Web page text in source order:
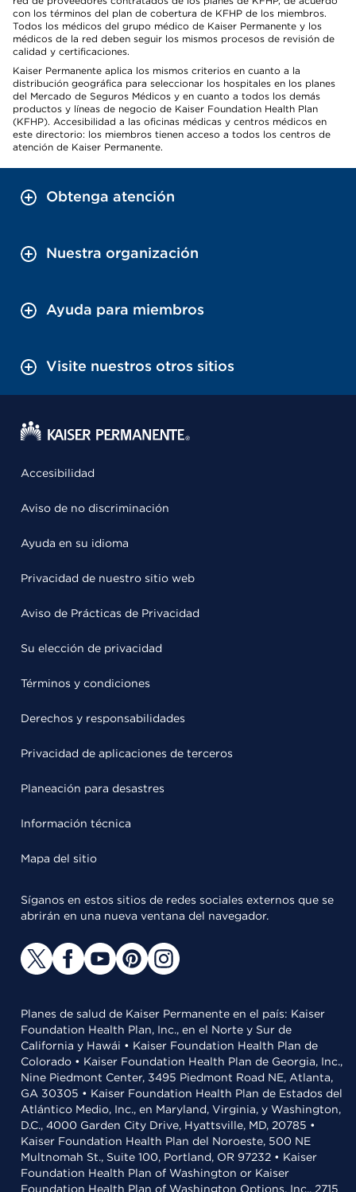
con los términos del plan de cobertura de KFHP de los miembros.
Todos los médicos del grupo médico de Kaiser Permanente y los
médicos de la red deben seguir los mismos procesos de revisión de
calidad y certificaciones.
Kaiser Permanente aplica los mismos criterios en cuanto a la
distribución geográfica para seleccionar los hospitales en los planes
del Mercado de Seguros Médicos y en cuanto a todos los demás
productos y líneas de negocio de Kaiser Foundation Health Plan
(KFHP). Accesibilidad a las oficinas médicas y centros médicos en
este directorio: los miembros tienen acceso a todos los centros de
atención de Kaiser Permanente.
Obtenga atención
Nuestra organización
Ayuda para miembros
Visite nuestros otros sitios
Accesibilidad
Aviso de no discriminación
Ayuda en su idioma
Privacidad de nuestro sitio web
Aviso de Prácticas de Privacidad
Su elección de privacidad
Términos y condiciones
Derechos y responsabilidades
Privacidad de aplicaciones de terceros
Planeación para desastres
Información técnica
Mapa del sitio
Síganos en estos sitios de redes sociales externos que se
abrirán en una nueva ventana del navegador.
Planes de salud de Kaiser Permanente en el país: Kaiser
Foundation Health Plan, Inc., en el Norte y Sur de
California y Hawái • Kaiser Foundation Health Plan de
Colorado • Kaiser Foundation Health Plan de Georgia, Inc.,
Nine Piedmont Center, 3495 Piedmont Road NE, Atlanta,
GA 30305 • Kaiser Foundation Health Plan de Estados del
Atlántico Medio, Inc., en Maryland, Virginia, y Washington,
D.C., 4000 Garden City Drive, Hyattsville, MD, 20785 •
Kaiser Foundation Health Plan del Noroeste, 500 NE
Multnomah St., Suite 100, Portland, OR 97232 • Kaiser
Foundation Health Plan of Washington or Kaiser
Foundation Health Plan of Washington Options, Inc., 2715